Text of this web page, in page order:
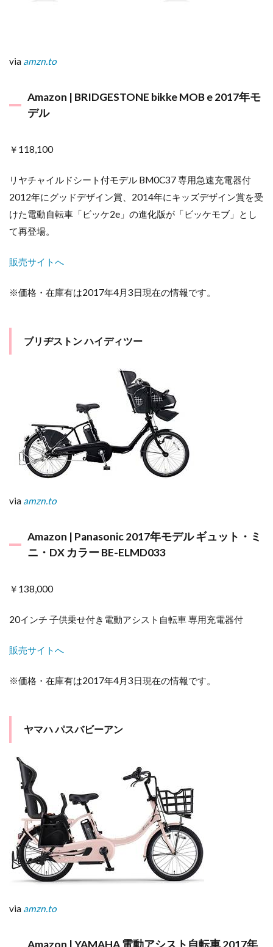
via amzn.to
Amazon | BRIDGESTONE bikke MOB e 2017年モ
デル
￥118,100
リヤチャイルドシート付モデル BM0C37 専用急速充電器付
2012年にグッドデザイン賞、2014年にキッズデザイン賞を受
けた電動自転車「ビッケ2e」の進化版が「ビッケモブ」とし
て再登場。
販売サイトへ
※価格・在庫有は2017年4月3日現在の情報です。
ブリヂストン ハイディツー
via amzn.to
Amazon | Panasonic 2017年モデル ギュット・ミ
ニ・DX カラー BE-ELMD033
￥138,000
20インチ 子供乗せ付き電動アシスト自転車 専用充電器付
販売サイトへ
※価格・在庫有は2017年4月3日現在の情報です。
ヤマハ パスバビーアン
via amzn.to
Amazon | YAMAHA 電動アシスト自転車 2017年